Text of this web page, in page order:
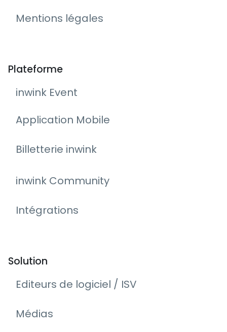
Mentions légales
Plateforme
inwink Event
Application Mobile
Billetterie inwink
inwink Community
Intégrations
Solution
Editeurs de logiciel / ISV
Médias